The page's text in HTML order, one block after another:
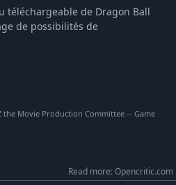
téléchargeable de Dragon Ball
de possibilités de
the Movie Production Committee -- Game
Read more: Opencritic.com